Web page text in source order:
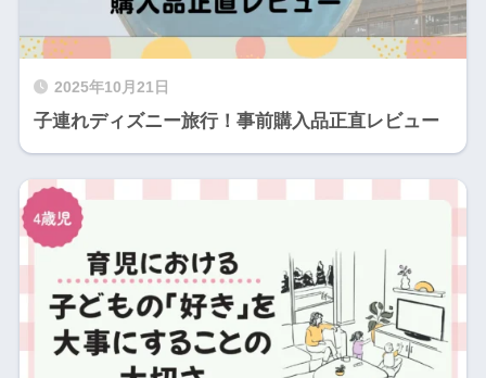
2025年10月21日
子連れディズニー旅行！事前購入品正直レビュー